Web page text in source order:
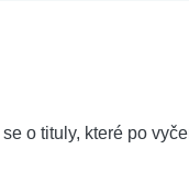
se o tituly, které po